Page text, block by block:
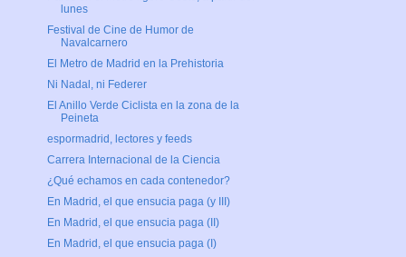
lunes
Festival de Cine de Humor de
Navalcarnero
El Metro de Madrid en la Prehistoria
Ni Nadal, ni Federer
El Anillo Verde Ciclista en la zona de la
Peineta
espormadrid, lectores y feeds
Carrera Internacional de la Ciencia
¿Qué echamos en cada contenedor?
En Madrid, el que ensucia paga (y III)
En Madrid, el que ensucia paga (II)
En Madrid, el que ensucia paga (I)